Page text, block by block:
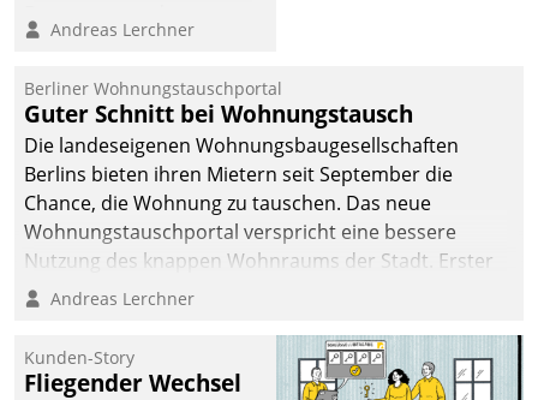
Unternehmen am
Softwareentwicklungshaus
Andreas Lerchner
Berliner Wohnungstauschportal
Guter Schnitt bei Wohnungstausch
Die landeseigenen Wohnungsbaugesellschaften
Berlins bieten ihren Mietern seit September die
Chance, die Wohnung zu tauschen. Das neue
Wohnungstauschportal verspricht eine bessere
Nutzung des knappen Wohnraums der Stadt. Erster
Anwendungsfall für Datatrains Lösung API-Hub mit
Unternehmen.
Andreas Lerchner
Kunden-Story
Fliegender Wechsel